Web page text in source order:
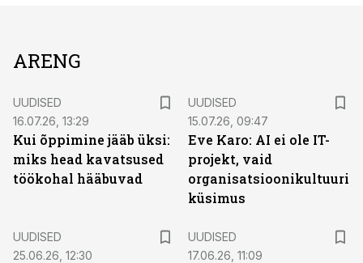
ARENG
UUDISED
16.07.26, 13:29
Kui õppimine jääb üksi:
miks head kavatsused
töökohal hääbuvad
UUDISED
15.07.26, 09:47
Eve Karo: AI ei ole IT-
projekt, vaid
organisatsioonikultuuri
küsimus
UUDISED
25.06.26, 12:30
UUDISED
17.06.26, 11:09